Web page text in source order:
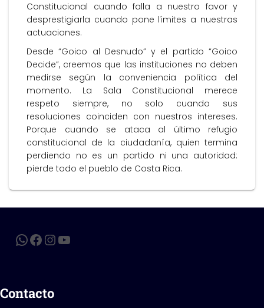
Constitucional cuando falla a nuestro favor y
desprestigiarla cuando pone límites a nuestras
actuaciones.
Desde “Goico al Desnudo” y el partido “Goico
Decide”, creemos que las instituciones no deben
medirse según la conveniencia política del
momento. La Sala Constitucional merece
respeto siempre, no solo cuando sus
resoluciones coinciden con nuestros intereses.
Porque cuando se ataca al último refugio
constitucional de la ciudadanía, quien termina
perdiendo no es un partido ni una autoridad:
pierde todo el pueblo de Costa Rica.
Contacto